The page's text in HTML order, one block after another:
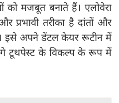
को मजबूत बनाते हैं। एलोवेरा
प्रभावी तरीका है दांतों और
इसे अपने डेंटल केयर रूटीन में
टूथपेस्ट के विकल्प के रूप में